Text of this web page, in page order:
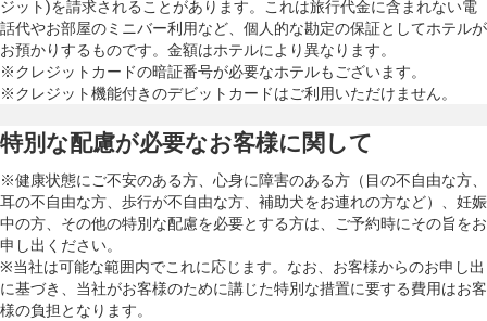
ジット)を請求されることがあります。これは旅行代金に含まれない電
話代やお部屋のミニバー利用など、個人的な勘定の保証としてホテルが
お預かりするものです。金額はホテルにより異なります。
※クレジットカードの暗証番号が必要なホテルもございます。
※クレジット機能付きのデビットカードはご利用いただけません。
特別な配慮が必要なお客様に関して
※健康状態にご不安のある方、心身に障害のある方（目の不自由な方、
耳の不自由な方、歩行が不自由な方、補助犬をお連れの方など）、妊娠
中の方、その他の特別な配慮を必要とする方は、ご予約時にその旨をお
申し出ください。
※当社は可能な範囲内でこれに応じます。なお、お客様からのお申し出
に基づき、当社がお客様のために講じた特別な措置に要する費用はお客
様の負担となります。